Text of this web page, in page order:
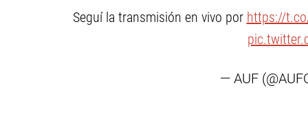
Seguí la transmisión en vivo por https://
— AUF